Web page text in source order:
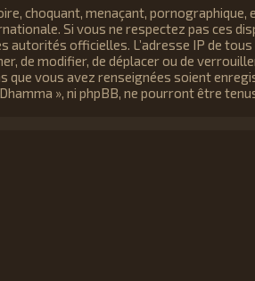
choquant, menaçant,
Si vous ne respectez pas ces
officielles. L’adresse IP de
de modifier, de déplacer ou de
vous avez renseignées soient
», ni phpBB, ne pourront être